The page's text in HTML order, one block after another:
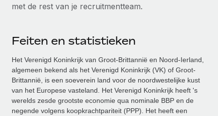
met de rest van je recruitmentteam.
Feiten en statistieken
Het Verenigd Koninkrijk van Groot-Brittannië en Noord-Ierland,
algemeen bekend als het Verenigd Koninkrijk (VK) of Groot-
Brittannië, is een soeverein land voor de noordwestelijke kust
van het Europese vasteland. Het Verenigd Koninkrijk heeft 's
werelds zesde grootste economie qua nominale BBP en de
negende volgens koopkrachtpariteit (PPP). Het heeft een